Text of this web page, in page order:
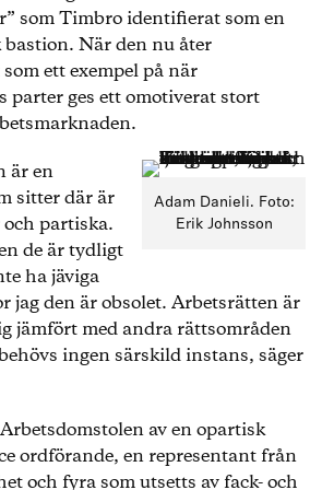
som Timbro identifierat som en
När den nu åter
ett exempel på när
parter ges ett omotiverat stort
Adam Danieli. Foto:
Erik Johnsson
är en
sitter där är
partiska.
de är tydligt
ha jäviga
jag den är obsolet. Arbetsrätten är
jämfört med andra rättsområden
ingen särskild instans, säger
av en opartisk
ordförande, en representant från
och fyra som utsetts av fack- och